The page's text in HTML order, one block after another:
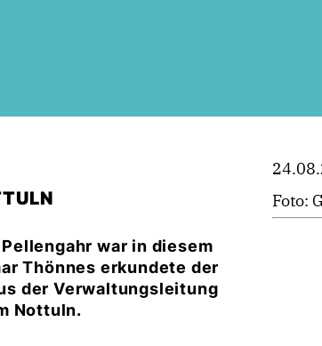
war in diesem
Thönnes erkundete der
der Verwaltungsleitung
Nottuln.
Foto: